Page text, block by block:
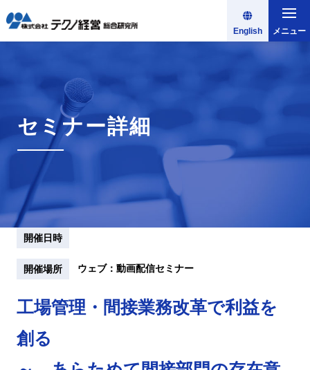
English メニュー
セミナー詳細
開催日時
開催場所 ウェブ：動画配信セミナー
工場管理・間接業務改革で利益を
創る